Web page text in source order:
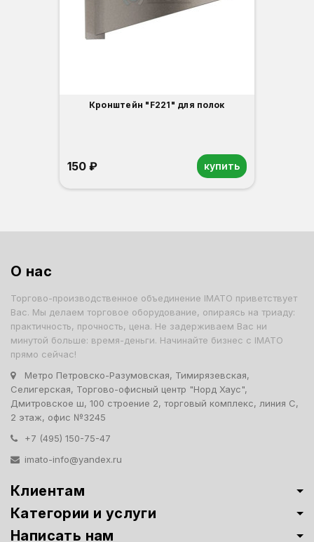
Кронштейн "F221" для полок
150 ₽ купить
О нас
Торгово-производственное объединение IMATO приветствует
Вас. Мы делаем торговое оборудование, опираясь на триаду:
практичность, прочность, цена. Не задерживаем Вас ни
минутой больше: время-деньги. Начинайте бизнес с IMATO
прямо сейчас!
Метро Петровско-Разумовская, Тимирязевская,
Селигерская, Торгово-офисный центр "Норд Хаус",
Дмитровское ш, 100 строение 2, торговый комплекс, линия С,
2 этаж, офис №3245
+7 (495) 150-75-47
imato-info@yandex.ru
Клиентам
Категории и услуги
Написать нам